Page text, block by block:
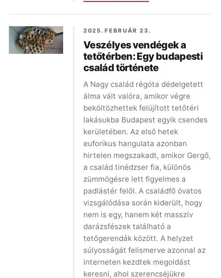
2025. FEBRUÁR 23.
Veszélyes vendégek a
tetőtérben: Egy budapesti
család története
A Nagy család régóta dédelgetett
álma vált valóra, amikor végre
beköltözhettek felújított tetőtéri
lakásukba Budapest egyik csendes
kerületében. Az első hetek
euforikus hangulata azonban
hirtelen megszakadt, amikor Gergő,
a család tinédzser fia, különös
zümmögésre lett figyelmes a
padlástér felől. A családfő óvatos
vizsgálódása során kiderült, hogy
nem is egy, hanem két masszív
darázsfészek található a
tetőgerendák között. A helyzet
súlyosságát felismerve azonnal az
interneten kezdtek megoldást
keresni, ahol szerencséjükre